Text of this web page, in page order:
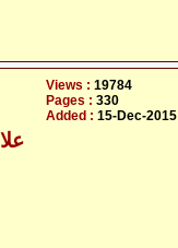
Views : 19784
Pages : 330
Added : 15-Dec-2015